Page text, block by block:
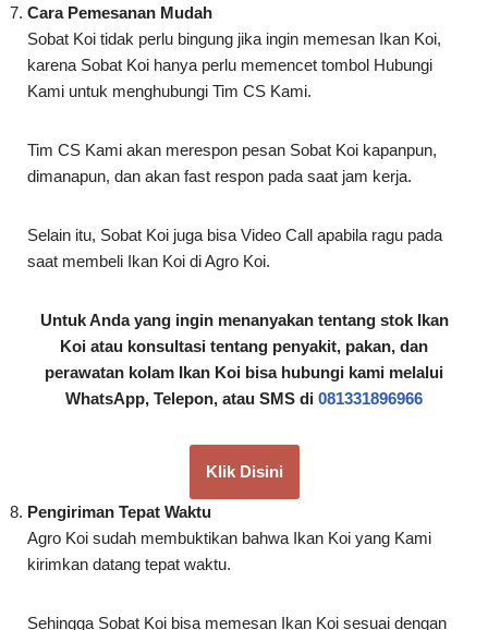
Tim CS Kami akan merespon pesan Sobat Koi kapanpun,
dimanapun, dan akan fast respon pada saat jam kerja.
saat membeli Ikan Koi di Agro Koi.
Koi atau konsultasi tentang penyakit, pakan, dan
perawatan kolam Ikan Koi bisa hubungi kami melalui
Klik Disini
Pengiriman Tepat Waktu
kirimkan datang tepat waktu.
Sehingga Sobat Koi bisa memesan Ikan Koi sesuai dengan
jadwal yang diinginkan. Selain itu, Kami menerima
pengiriman ke seluruh Indonesia.
Memberikan Garansi & Karantina Ikan Koi Gratis